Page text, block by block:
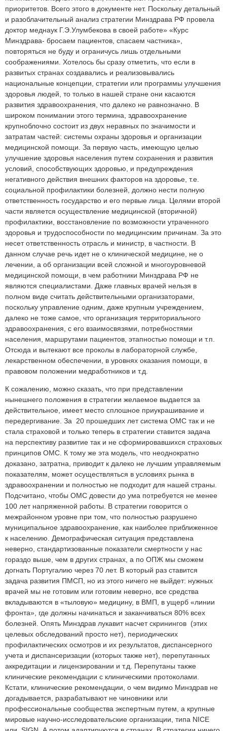
приоритетов. Всего этого в документе нет. Поскольку детальный
и разоблачительный анализ стратегии Минздрава РФ провела
доктор меднаук Г.Э.Улумбекова в своей работе» «Курс
Минздрава- бросаем пациентов, спасаем частника»,
повторяться не буду и ограничусь лишь отдельными
соображениями. Хотелось бы сразу отметить, что если в
развитых странах создавались и реализовывались
национальные концепции, стратегии или программы улучшения
здоровья людей, то только в нашей стране они касаются
развития здравоохранения, что далеко не равнозначно. В
широком понимании этого термина, здравоохранение
крупноблочно состоит из двух неравных по значимости и
затратам частей: системы охраны здоровья и организации
медицинской помощи. За первую часть, имеющую целью
улучшение здоровья населения путем сохранения и развития
условий, способствующих здоровью, и предупреждения
негативного действия внешних факторов на здоровье, т.е.
социальной профилактики болезней, должно нести полную
ответственность государство и его первые лица. Целями второй
части является осуществление медицинской (вторичной)
профилактики, восстановление по возможности утраченного
здоровья и трудоспособности по медицинским причинам. За это
несет ответственность отрасль и министр, в частности. В
данном случае речь идет не о клинической медицине, не о
лечении, а об организации всей сложной и многоуровневой
медицинской помощи, в чем работники Минздрава РФ не
являются специалистами. Даже главных врачей нельзя в
полном виде считать действительными организаторами,
поскольку управление одним, даже крупным учреждением,
далеко не тоже самое, что организация территориального
здравоохранения, с его взаимосвязями, потребностями
населения, маршрутами пациентов, этапностью помощи и т.п.
Отсюда и вытекают все проколы в лабораторной службе,
лекарственном обеспечении, в уровнях оказания помощи, в
правовом положении медработников и т.д.
К сожалению, можно сказать, что при представлении
нынешнего положения в стратегии желаемое выдается за
действительное, имеет место сплошное приукрашивание и
передергивание. За 20 прошедших лет система ОМС так и не
стала страховой и только теперь в стратегии ставится задача
на перспективу развитие так и не сформировавшихся страховых
принципов ОМС. К тому же эта модель, что неоднократно
доказано, затратна, приводит к далеко не лучшим управляемым
показателям, может осуществляться в условиях рынка в
здравоохранении и полностью не подходит для нашей страны.
Подсчитано, чтобы ОМС довести до ума потребуется не менее
100 лет напряженной работы. В стратегии говорится о
межрайонном уровне при том, что полностью разрушено
муниципальное здравоохранение, как наиболее приближенное
к населению. Демографическая ситуация представлена
неверно, стандартизованные показатели смертности у нас
гораздо выше, чем в других странах, а по ОПЖ мы сможем
догнать Португалию через 70 лет. В который раз ставится
задача развития ПМСП, но из этого ничего не выйдет: нужных
врачей мы не готовим или готовим неверно, все средства
вкладываются в «тыловую» медицину, в ВМП, в ущерб «линии
фронта», где должны начинаться и заканчиваться 80% всех
болезней. Опять Минздрав лукавит насчет скринингов (этих
целевых обследований просто нет), периодических
профилактических осмотров и их результатов, диспансерного
учета и диспансеризации (которых также нет), перепутанных
аккредитации и лицензировании и т.д. Перепутаны также
клинические рекомендации с клиническими протоколами.
Кстати, клинические рекомендации, о чем видимо Минздрав не
догадывается, разрабатывают не чиновники или
профессиональные сообщества экспертным путем, а крупные
мировые научно-исследовательские организации, типа NICE